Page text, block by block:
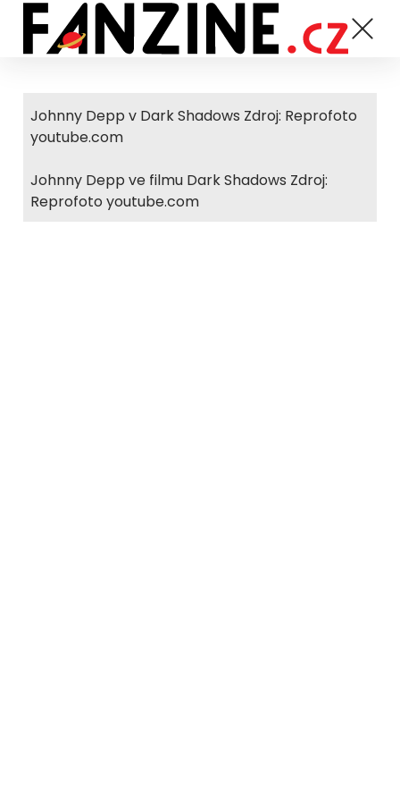
Johnny Depp v Dark Shadows Zdroj: Reprofoto
youtube.com
Johnny Depp ve filmu Dark Shadows Zdroj:
Reprofoto youtube.com